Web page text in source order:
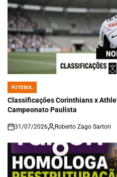
POSTED
IN
FUTEBOL
Classificações Corinthians x
Campeonato Paulista
on
31/07/2026 Roberto Zago Sartori